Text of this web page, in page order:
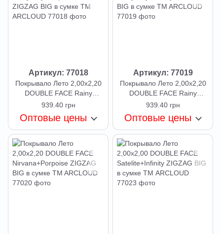
Артикул: 77018
Покрывало Лето 2,00х2,20
DOUBLE FACE Rainy
Day+Elephan Skin ZIGZAG
BIG в сумке TM ARCLOUD
939.40 грн
Оптовые цены
Артикул: 77019
Покрывало Лето 2,00х2,20
DOUBLE FACE Rainy
Day+Infinity ZIGZAG BIG в
сумке TM ARCLOUD
939.40 грн
Оптовые цены